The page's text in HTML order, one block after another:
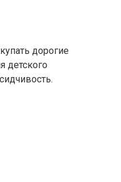
дорогие
детского